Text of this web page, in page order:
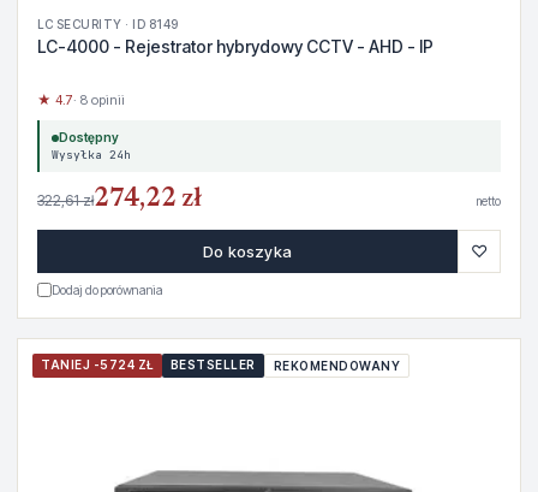
LC SECURITY · ID 8149
LC-4000 - Rejestrator hybrydowy CCTV - AHD - IP
★ 4.7· 8 opinii
Dostępny
Wysyłka 24h
322,61 zł274,22 zł netto
Do koszyka ♡
Dodaj do porównania
TANIEJ -5724 ZŁ BESTSELLER REKOMENDOWANY